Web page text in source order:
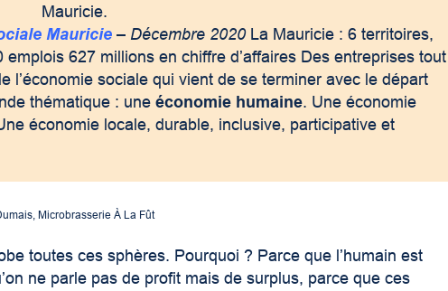
Mauricie.
Mauricie – Décembre 2020La Mauricie : 6 territoires,
627 millions en chiffre d’affaires Des entreprises tout
l’économie sociale qui vient de se terminer avec le départ
thématique : uneéconomie humaine. Une économie
économie locale, durable, inclusive, participative et
Microbrasserie À La Fût
toutes ces sphères. Pourquoi ? Parce que l’humain est
ne parle pas de profit mais de surplus, parce que ces